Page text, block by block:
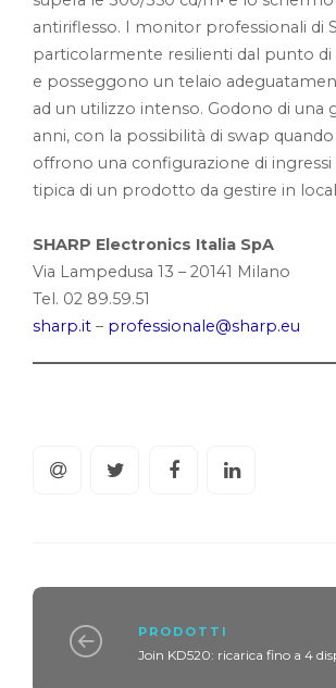
antiriflesso. I monitor professionali di
particolarmente resilienti dal punto di
e posseggono un telaio
ad un utilizzo intenso. Godono di una
anni, con la possibilità di swap
offrono una configurazione di
tipica di un prodotto da gestire in
SHARP Electronics Italia SpA
Via Lampedusa 13 – 20141 Milano
Tel. 02 89.59.51
sharp.it – professionale@sharp.eu
PRODOTTI
Join KD520: ricarica fino a 4